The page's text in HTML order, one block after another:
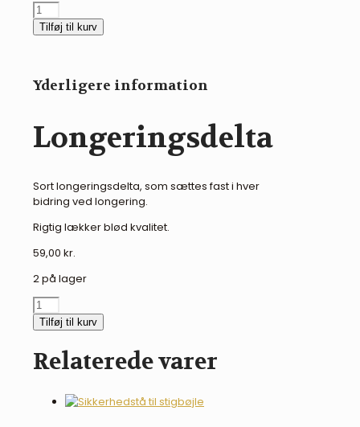
Longeringsdelta
antal
Tilføj til kurv
Yderligere information
Longeringsdelta
Sort longeringsdelta, som sættes fast i hver
bidring ved longering.
Rigtig lækker blød kvalitet.
59,00 kr.
2 på lager
Longeringsdelta
antal
Tilføj til kurv
Relaterede varer